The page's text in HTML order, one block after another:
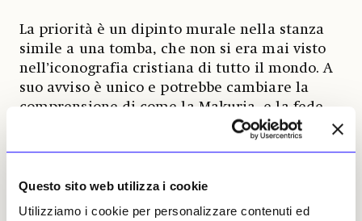
Questo sito web utilizza i cookie
Utilizziamo i cookie per personalizzare contenuti ed
La priorità è un dipinto murale nella stanza
simile a una tomba, che non si era mai visto
nell’iconografia cristiana di tutto il mondo. A
suo avviso è unico e potrebbe cambiare la
comprensione di come la Makuria, e la fede
cristiana nel suo complesso, sia cresciuta e
bizantino e dell’arte di quest’epoca trascura la civiltà
nubiana in quanto periferia africana che invece